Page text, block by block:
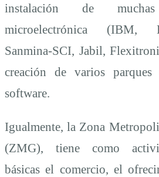
instalación de
microelectrónica (IBM,
Sanmina-SCI, Jabil,
creación de varios
software.
Igualmente, la Zona
(ZMG), tiene como
básicas el comercio, el